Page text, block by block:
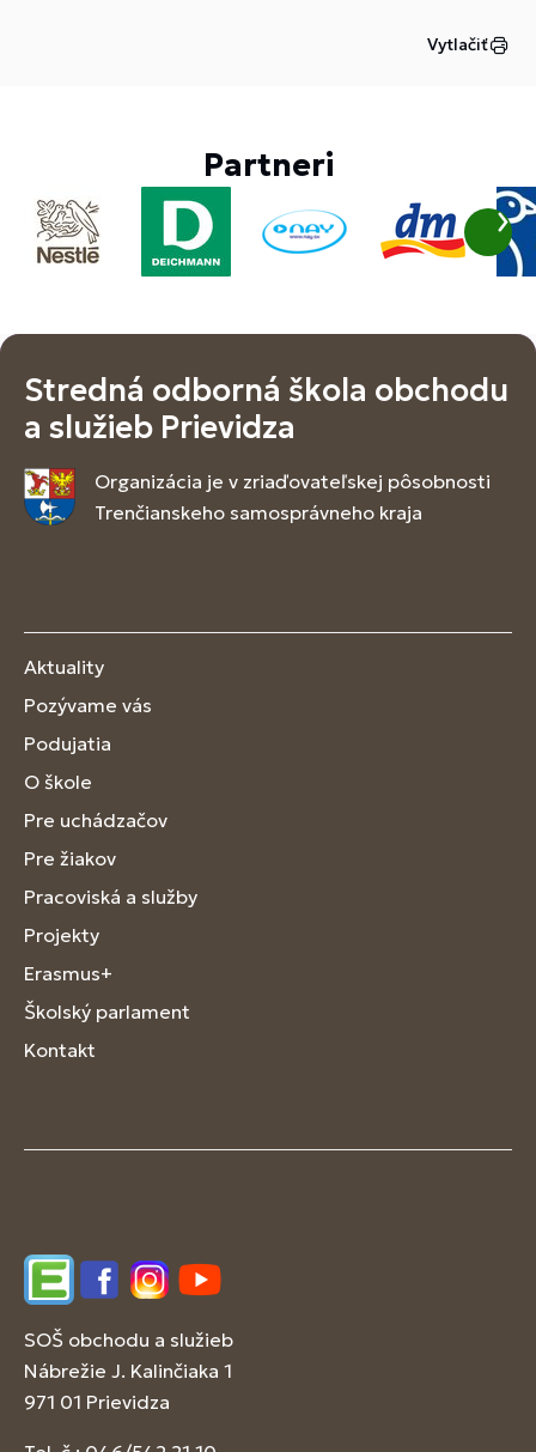
Vytlačiť
Partneri
Stredná odborná škola obchodu
a služieb Prievidza
Organizácia je v zriaďovateľskej pôsobnosti
Trenčianskeho samosprávneho kraja
Aktuality
Pozývame vás
Podujatia
O škole
Pre uchádzačov
Pre žiakov
Pracoviská a služby
Projekty
Erasmus+
Školský parlament
Kontakt
EdupageFacebookInstagram
YouTube
SOŠ obchodu a služieb
Nábrežie J. Kalinčiaka 1
971 01 Prievidza